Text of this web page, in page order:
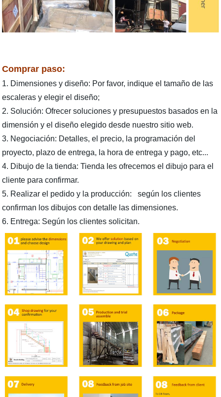
Comprar paso:
1. Dimensiones y diseño: Por favor, indique el tamaño de las
escaleras y elegir el diseño;
2. Solución: Ofrecer soluciones y presupuestos basados en la
dimensión y el diseño elegido desde nuestro sitio web.
3. Negociación: Detalles, el precio, la programación del
proyecto, plazo de entrega, la hora de entrega y pago, etc...
4. Dibujo de la tienda: Tienda les ofrecemos el dibujo para el
cliente para confirmar.
5. Realizar el pedido y la producción:según los clientes
confirman los dibujos con detalle las dimensiones.
6. Entrega: Según los clientes solicitan.